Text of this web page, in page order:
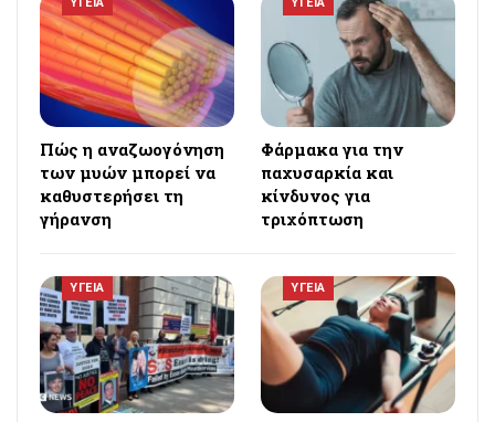
ΥΓΕΙΑ
Πώς η αναζωογόνηση
των μυών μπορεί να
καθυστερήσει τη
γήρανση
ΥΓΕΙΑ
Φάρμακα για την
παχυσαρκία και
κίνδυνος για
τριχόπτωση
ΥΓΕΙΑ ΥΓΕΙΑ